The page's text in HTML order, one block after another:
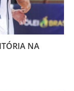
NA